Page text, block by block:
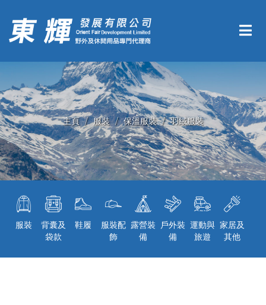
主頁 服裝 保溫服裝 羽絨服裝
服裝
背囊及
袋款
鞋履
服裝配
飾
露營裝
備
戶外裝
備
運動與
旅遊
家居及
其他